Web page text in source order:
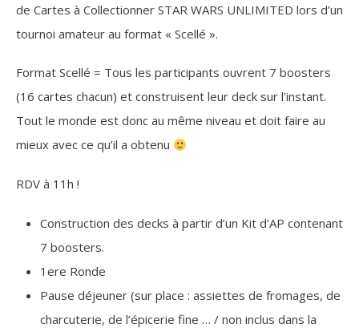
de Cartes à Collectionner STAR WARS UNLIMITED lors d’un
tournoi amateur au format « Scellé ».
Format Scellé = Tous les participants ouvrent 7 boosters
(16 cartes chacun) et construisent leur deck sur l’instant.
Tout le monde est donc au même niveau et doit faire au
mieux avec ce qu’il a obtenu
RDV à 11h !
Construction des decks à partir d’un Kit d’AP contenant
7 boosters.
1ere Ronde
Pause déjeuner (sur place : assiettes de fromages, de
charcuterie, de l’épicerie fine … / non inclus dans la